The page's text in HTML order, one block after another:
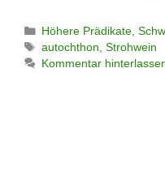
Kategorien
Höhere Prädikate ,
Schlagwörter
autochthon ,Strohwein
Kommentar